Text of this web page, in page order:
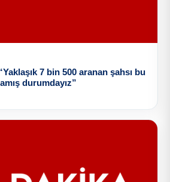
7 bin 500 aranan şahsı bu
durumdayız”